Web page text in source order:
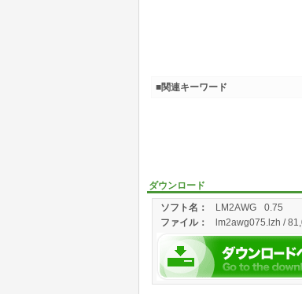
ダウンロード
ソフト名：
LM2AWG 0.75
ファイル： lm2awg075.lzh /
■関連キーワード